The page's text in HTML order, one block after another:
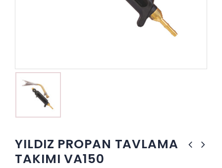
YILDIZ PROPAN TAVLAMA
TAKIMI VA150